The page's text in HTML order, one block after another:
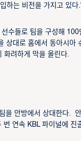
하는 비전을 가지고 있다
수들로 팀을 구성해
대로 홈에서 동아시아
화려하게 막을 올린다.
을 안방에서 상대한다.
연속 KBL 파이널에